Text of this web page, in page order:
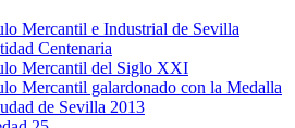
Mercantil e Industrial de Sevilla
Centenaria
Mercantil del Siglo XXI
Mercantil galardonado con la Medalla
de Sevilla 2013